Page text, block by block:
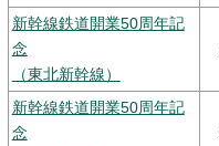
新幹線鉄道開業50周年記
念
（東北新幹線）
新幹線鉄道開業50周年記
念